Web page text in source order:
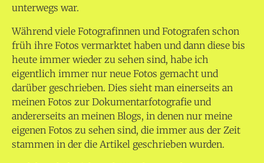
unterwegs war.
Während viele Fotografinnen und Fotografen schon
früh ihre Fotos vermarktet haben und dann diese bis
heute immer wieder zu sehen sind, habe ich
eigentlich immer nur neue Fotos gemacht und
darüber geschrieben. Dies sieht man einerseits an
meinen Fotos zur Dokumentarfotografie und
andererseits an meinen Blogs, in denen nur meine
eigenen Fotos zu sehen sind, die immer aus der Zeit
stammen in der die Artikel geschrieben wurden.